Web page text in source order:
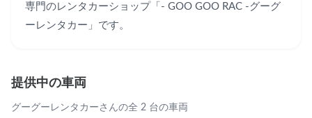
専門のレンタカーショップ「- GOO GOO RAC -グーグ
ーレンタカー」です。
提供中の車両
グーグーレンタカーさんの全 2 台の車両